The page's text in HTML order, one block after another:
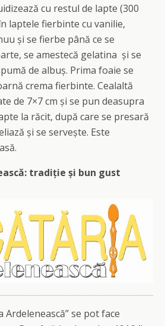
cu restul de lapte (300
laptele fierbinte cu vanilie,
și se fierbe până ce se
se amestecă gelatina și se
de albuș. Prima foaie se
crema fierbinte. Cealaltă
de 7×7 cm și se pun deasupra
la răcit, după care se presară
și se servește. Este
tradiție și bun gust
Ardelenească” se pot face